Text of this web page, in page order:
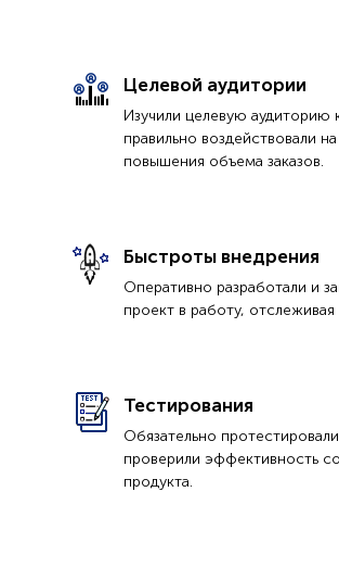
Целевой аудитории
Изучили целевую аудиторию
правильно воздействовали
повышения объема заказов.
Быстроты внедрения
Оперативно разработали и
проект в работу, отслеживая
Тестирования
Обязательно
проверили эффективность
продукта.